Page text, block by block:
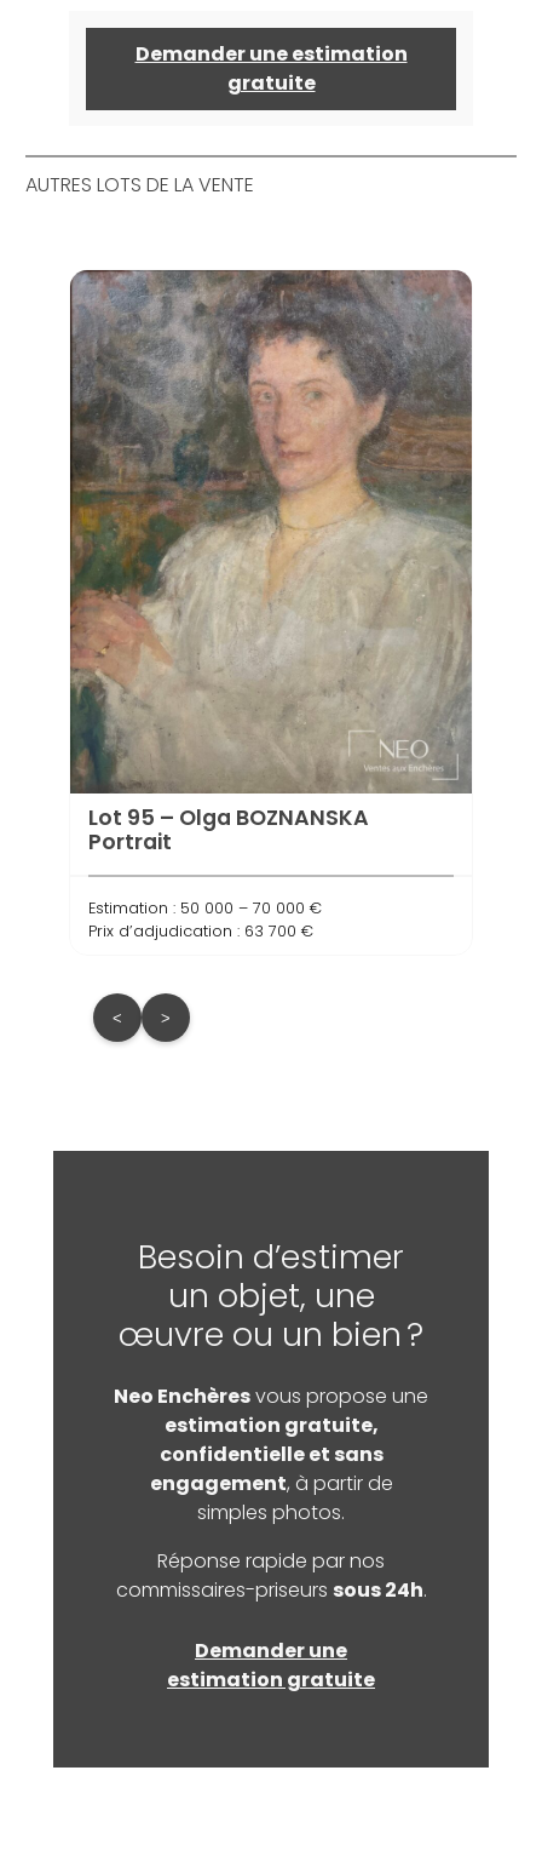
Demander une estimation
gratuite
AUTRES LOTS DE LA VENTE
Lot 95 – Olga BOZNANSKA
Portrait
Estimation : 50 000 – 70 000 €
Prix d’adjudication : 63 700 €
< >
Besoin d’estimer
un objet, une
œuvre ou un bien ?
Neo Enchèresvous propose une
estimation gratuite,
confidentielle et sans
engagement, à partir de
simples photos.
Réponse rapide par nos
commissaires-priseurs sous 24h.
Demander une
estimation gratuite